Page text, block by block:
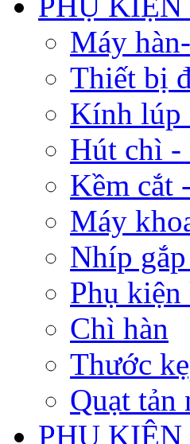
Máy
Thiết bị
Kính lúp
Hút chì -
Kềm cắt
Máy
Nhíp
Phụ kiện
Chì hàn
Thước
Quạt tản
PHỤ